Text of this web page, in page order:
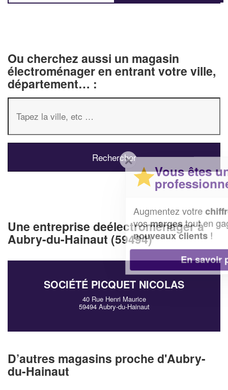
Ou cherchez aussi un magasin
électroménager en entrant votre ville,
département… :
Une entreprise deélectroménager à
Aubry-du-Hainaut (59494)
SOCIÉTÉ PICQUET NICOLAS
40 Rue Henri Maurice
59494 Aubry-du-Hainaut
D’autres magasins proche d'Aubry-
du-Hainaut
Vous êtes un
professionnel ?
Augmentez votrechiffre d'affaireset
vosmargestout en gagnant de
nouveaux clients!
En savoir plus